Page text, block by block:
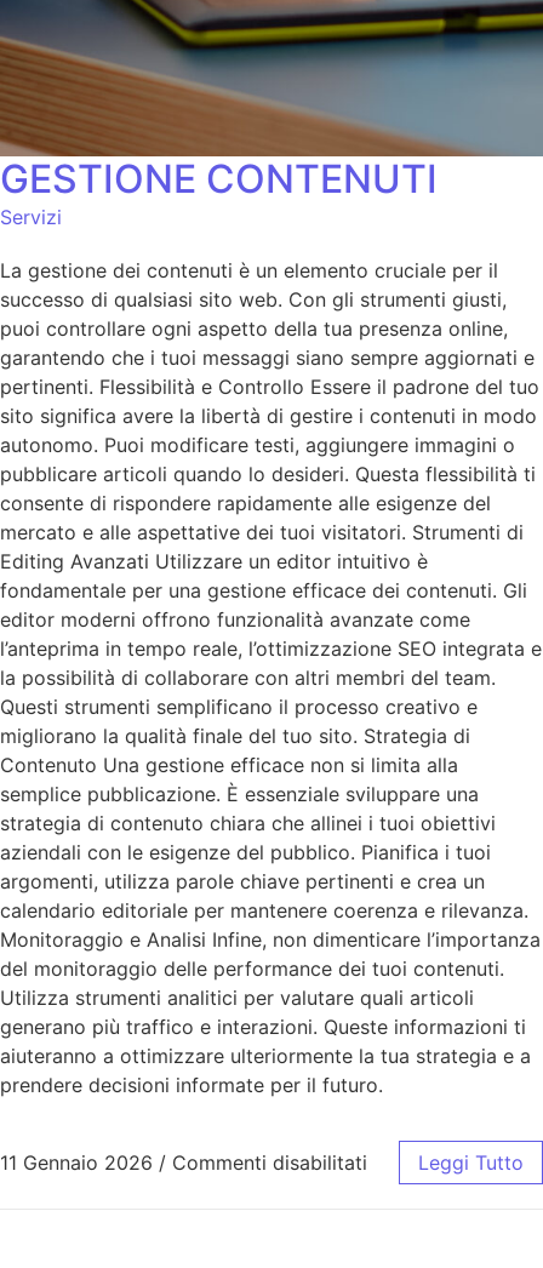
GESTIONE CONTENUTI
Servizi
La gestione dei contenuti è un elemento cruciale per il
successo di qualsiasi sito web. Con gli strumenti giusti,
puoi controllare ogni aspetto della tua presenza online,
garantendo che i tuoi messaggi siano sempre aggiornati e
pertinenti. Flessibilità e Controllo Essere il padrone del tuo
sito significa avere la libertà di gestire i contenuti in modo
autonomo. Puoi modificare testi, aggiungere immagini o
pubblicare articoli quando lo desideri. Questa flessibilità ti
consente di rispondere rapidamente alle esigenze del
mercato e alle aspettative dei tuoi visitatori. Strumenti di
Editing Avanzati Utilizzare un editor intuitivo è
fondamentale per una gestione efficace dei contenuti. Gli
editor moderni offrono funzionalità avanzate come
l’anteprima in tempo reale, l’ottimizzazione SEO integrata e
la possibilità di collaborare con altri membri del team.
Questi strumenti semplificano il processo creativo e
migliorano la qualità finale del tuo sito. Strategia di
Contenuto Una gestione efficace non si limita alla
semplice pubblicazione. È essenziale sviluppare una
strategia di contenuto chiara che allinei i tuoi obiettivi
aziendali con le esigenze del pubblico. Pianifica i tuoi
argomenti, utilizza parole chiave pertinenti e crea un
calendario editoriale per mantenere coerenza e rilevanza.
Monitoraggio e Analisi Infine, non dimenticare l’importanza
del monitoraggio delle performance dei tuoi contenuti.
Utilizza strumenti analitici per valutare quali articoli
generano più traffico e interazioni. Queste informazioni ti
aiuteranno a ottimizzare ulteriormente la tua strategia e a
prendere decisioni informate per il futuro.
11 Gennaio 2026 / Commenti disabilitati Leggi Tutto